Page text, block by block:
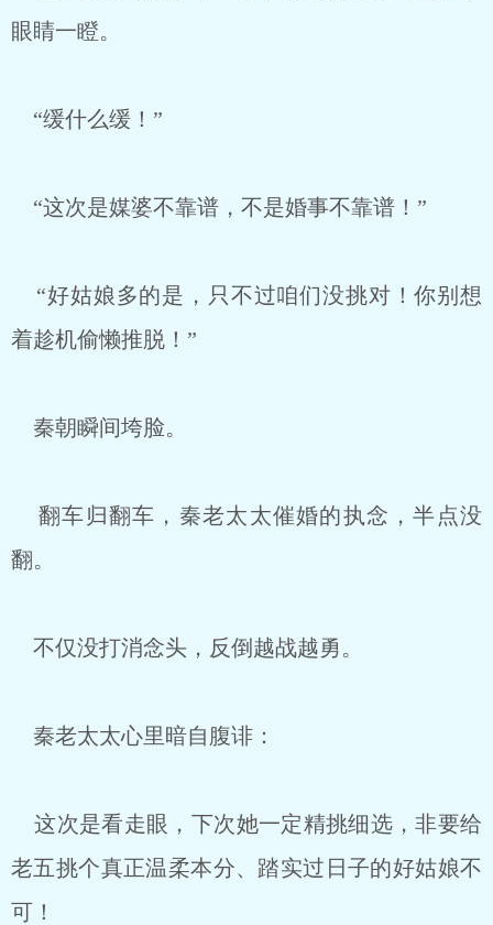
眼睛一瞪。
“缓什么缓！”
“这次是媒婆不靠谱，不是婚事不靠谱！”
“好姑娘多的是，只不过咱们没挑对！你别想
着趁机偷懒推脱！”
秦朝瞬间垮脸。
翻车归翻车，秦老太太催婚的执念，半点没
翻。
不仅没打消念头，反倒越战越勇。
秦老太太心里暗自腹诽：
这次是看走眼，下次她一定精挑细选，非要给
老五挑个真正温柔本分、踏实过日子的好姑娘不
可！